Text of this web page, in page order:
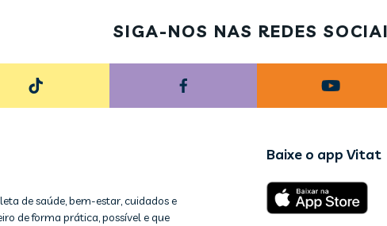
SIGA-NOS NAS REDES
de saúde, bem-estar, cuidados e
de forma prática, possível e que
Baixe o app Vitat